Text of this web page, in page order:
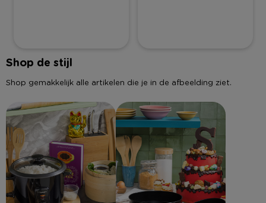
Shop de stijl
Shop gemakkelijk alle artikelen die je in de afbeelding ziet.